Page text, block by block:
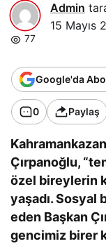
Admin
15 Mayıs
77
Google'da
0 Paylaş
Çırpanoğlu,
özel bireylerin
yaşadı. Sosyal
eden Başkan
gencimiz birer